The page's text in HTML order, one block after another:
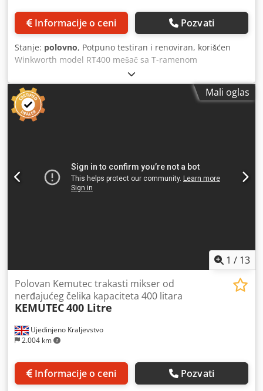
Informacije o ceni Pozvati
Stanje: polovno, Potpuno testiran i renoviran, korišćen
Winkworth model RT400 mešač sa T-ramenom
ploughshare, od prohroma. Proizvođač: Winkworth
Materijal: Prohrom (nerđajući čelik) Godina proizvodnje:
2016 Kapacitet: 400 litara (u zavisnosti od proizvoda)
Mešalica: dužina 1300 mm x prečnik 800 mm. Tip lopatica:
ploughshare lopatice tipa T-Arm sa pogonom/menjačem.
dužina x 800 mm prečnik.
Mali oglas
1 / 13
Ujedinjeno Kraljevstvo
2.004 km
Polovan Kemutec trakasti mikser od
nerđajućeg čelika kapaciteta 400 litara
KEMUTEC400 Litre
Informacije o ceni Pozvati